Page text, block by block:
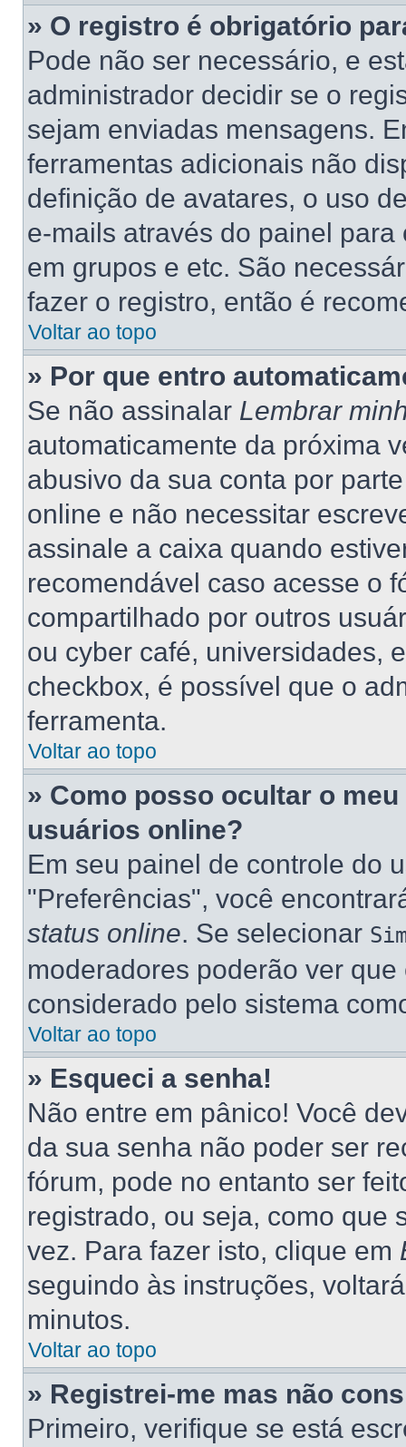
» O registro é obrigatório
Pode não ser necessário, e
administrador decidir se o
sejam enviadas mensagens.
ferramentas adicionais não
definição de avatares, o uso
e-mails através do painel
em grupos e etc. São
fazer o registro, então é
Voltar ao topo
» Por que entro
Se não assinalar Lembrar
automaticamente da próxima
abusivo da sua conta por
online e não necessitar
assinale a caixa quando
recomendável caso acesse o
compartilhado por outros
ou cyber café, universidades,
checkbox, é possível que o
ferramenta.
Voltar ao topo
» Como posso ocultar o
usuários online?
Em seu painel de controle do
"Preferências", você
status online. Se selecionar
moderadores poderão ver
considerado pelo sistema
Voltar ao topo
» Esqueci a senha!
Não entre em pânico! Você
da sua senha não poder ser
fórum, pode no entanto ser
registrado, ou seja, como que
vez. Para fazer isto, clique em
seguindo às instruções,
minutos.
Voltar ao topo
» Registrei-me mas não
Primeiro, verifique se está